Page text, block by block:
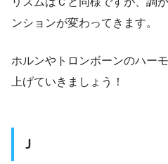
ンションが変わってきます。
ホルンやトロンボーンのハー
上げていきましょう！
Ｊ